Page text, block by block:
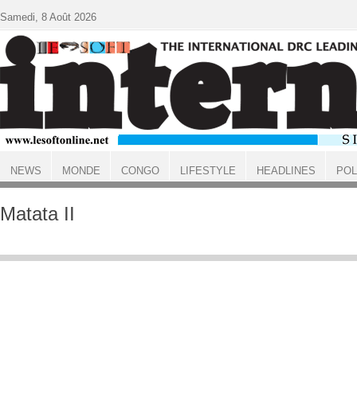
ACCUEIL
Matata II
Samedi, 8 Août 2026
NEWS MONDE CONGO LIFESTYLE HEADLINES